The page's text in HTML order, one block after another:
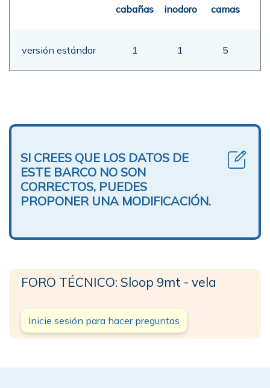
cabañas inodoro camas
versión estándar 1 1 5
SI CREES QUE LOS DATOS DE
ESTE BARCO NO SON
CORRECTOS, PUEDES
PROPONER UNA MODIFICACIÓN.
FORO TÉCNICO: Sloop 9mt - vela
Inicie sesión para hacer preguntas